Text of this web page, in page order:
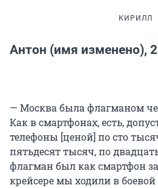
КИРИЛЛ
Антон (имя изменено),
— Москва была флагманом
Как в смартфонах, есть,
телефоны [ценой] по сто
пятьдесят тысяч, по
флагман был как смартфон
крейсере мы ходили в боевой